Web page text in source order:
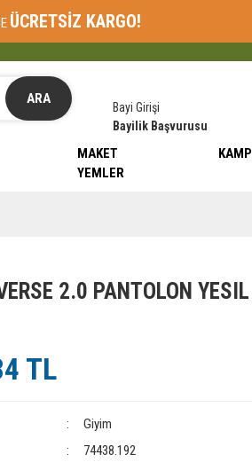
ÜCRETSİZ KARGO!
ARA
Bayi Girişi
Bayilik Başvurusu
MAKET
YEMLER
KAMP
2.0 PANTOLON YESIL
TL
Giyim
74438.192